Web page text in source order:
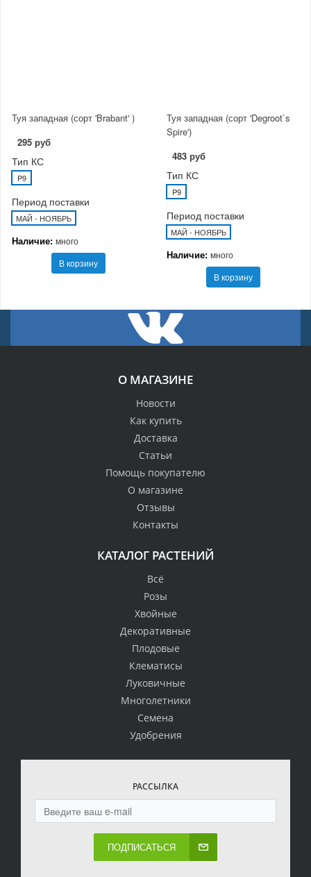
Туя западная (сорт 'Brabant' )
295 руб
Тип КС
P9
Период поставки
МАЙ - НОЯБРЬ
Наличие: много
В корзину
Туя западная (сорт 'Degroot`s
Spire')
483 руб
Тип КС
P9
Период поставки
МАЙ - НОЯБРЬ
Наличие: много
В корзину
О МАГАЗИНЕ
Новости
Как купить
Доставка
Статьи
Помощь покупателю
О магазине
Отзывы
Контакты
КАТАЛОГ РАСТЕНИЙ
Всё
Розы
Хвойные
Декоративные
Плодовые
Клематисы
Луковичные
Многолетники
Семена
Удобрения
РАССЫЛКА
ПОДПИСАТЬСЯ